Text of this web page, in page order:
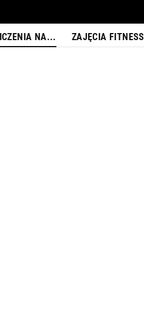
NA... ZAJĘCIA FITNESS